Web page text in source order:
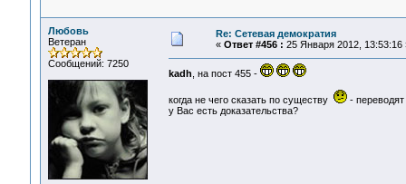
Любовь
Ветеран
Сообщений: 7250
Re: Сетевая демократия
« Ответ #456 : 25 Января 2012, 13:53:16
kadh , на пост 455 -
когда не чего сказать по существу
- переводят
у Вас есть доказательства?